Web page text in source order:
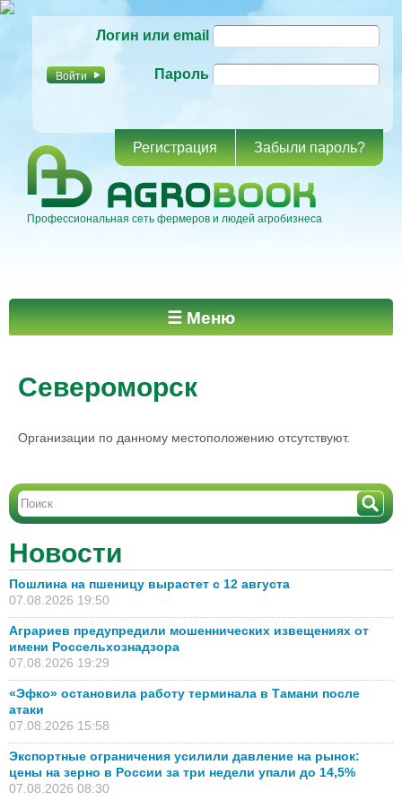
основному
Логин или email
Пароль
Регистрация Забыли пароль?
Профессиональная сеть фермеров и людей агробизнеса
Главное меню ☰ Меню
Североморск
Организации по данному местоположению отсутствуют.
Новости
Пошлина на пшеницу вырастет с 12 августа
07.08.2026 19:50
Аграриев предупредили мошеннических извещениях от
имени Россельхознадзора
07.08.2026 19:29
«Эфко» остановила работу терминала в Тамани после
атаки
07.08.2026 15:58
Экспортные ограничения усилили давление на рынок:
цены на зерно в России за три недели упали до 14,5%
07.08.2026 08:30